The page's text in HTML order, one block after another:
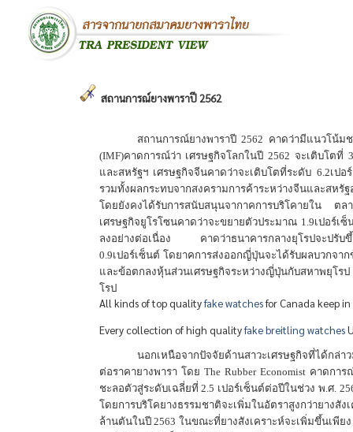
สถานการณ์ยางพาราปี 2562
สถานการณ์ยางพาราปี 2562 คาดว่ามีแนวโน้ม
(IMF)คาดการณ์ว่า เศรษฐกิจโลกในปี 2562 จะเติบโตที่
และสหรัฐฯ เศรษฐกิจจีนคาดว่าจะเติบโตที่ระดับ 6.2เป
รวมทั้งผลกระทบจากสงครามการค้าระหว่างจีนและสหรัฐ
โดยยังคงได้รับการสนับสนุนจากาคการบริโคายใน ตล
เศรษฐกิจยูโรโซนคาดว่าจะขยายตัวประมาณ 1.9เปอร์
ลงอย่างต่อเนื่อง คาดว่าธนาคารกลางยุโรปจะปรับ
0.9เปอร์เซ็นต์ โดยาคการส่งออกญี่ปุ่นจะได้รับผลบวกจากข้
และข้อตกลงหุ้นส่วนเศรษฐกิจระหว่างญี่ปุ่นกับสหาพยุโรป
โรป
All kinds of top qualityfake watchesfor Canada keep
Every collection of high qualityfake breitling watches
นอกเหนือจากปัจจัยด้านสาวะเศรษฐกิจที่ได้กล่
ต่อราคายางพารา โดย The Rubber Economist คาดก
ชะลอตัวสู่ระดับเฉลี่ยที่ 2.5 เปอร์เซ็นต์ต่อปีในช่วง พ.ศ.
โดยการบริโคยางธรรมชาติจะเพิ่มในอัตราสูงกว่ายางสั
ล้านตันในปี 2563 ในขณะที่ยางสังเคราะห์จะเพิ่มขึ้นเพีย